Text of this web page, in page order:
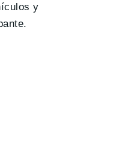
y